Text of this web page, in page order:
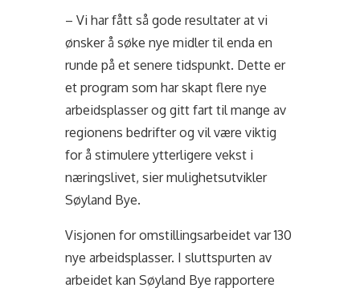
– Vi har fått så gode resultater at vi
ønsker å søke nye midler til enda en
runde på et senere tidspunkt. Dette er
et program som har skapt flere nye
arbeidsplasser og gitt fart til mange av
regionens bedrifter og vil være viktig
for å stimulere ytterligere vekst i
næringslivet, sier mulighetsutvikler
Søyland Bye.
Visjonen for omstillingsarbeidet var 130
nye arbeidsplasser. I sluttspurten av
arbeidet kan Søyland Bye rapportere